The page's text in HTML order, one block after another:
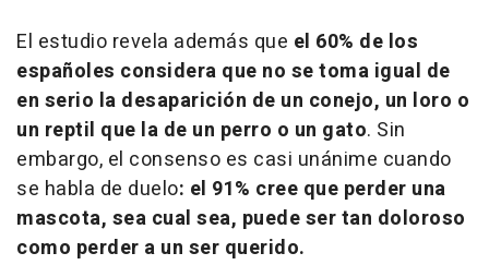
El estudio revela además que el 60% de los
españoles considera que no se toma igual de
en serio la desaparición de un conejo, un loro o
un reptil que la de un perro o un gato. Sin
embargo, el consenso es casi unánime cuando
se habla de duelo: el 91% cree que perder una
mascota, sea cual sea, puede ser tan doloroso
como perder a un ser querido.